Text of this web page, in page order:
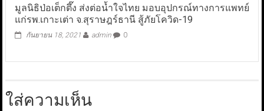
มูลนิธิป่อเต็กตึ๊ง ส่งต่อน้ำใจไทย มอบอุปกรณ์ทางการแพทย์
แก่รพ.เกาะเต่า จ.สุราษฎร์ธานี สู้ภัยโควิด-19
กันยายน 18, 2021 admin 0
ใส่ความเห็น